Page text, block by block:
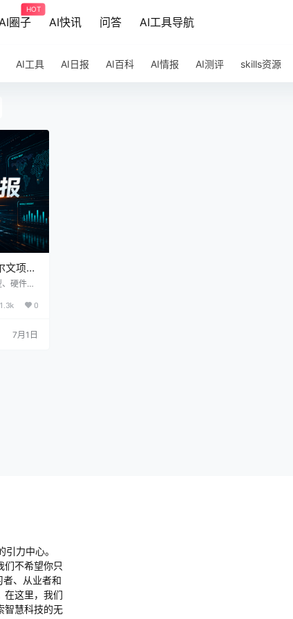
圈子
HOT
AI快讯 问答 AI工具导航
AI工具 AI日报 AI百科 AI情报 AI测评 skills资源
文项
美团
硬件、
续放大
量与内
越像一
1.3k 0
7月1日
力中心。
们不希望你只
、从业者和
在这里，我们
智慧科技的无